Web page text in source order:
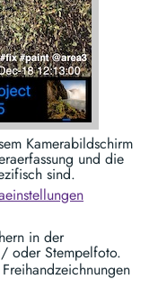
Kamerabildschirm
und die
sind.
in der
oder Stempelfoto.